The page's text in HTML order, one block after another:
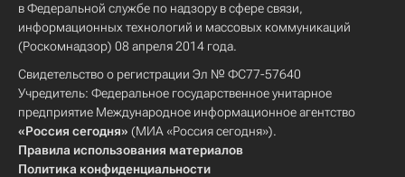
в Федеральной службе по надзору в сфере связи,
информационных технологий и массовых коммуникаций
(Роскомнадзор) 08 апреля 2014 года.
Свидетельство о регистрации Эл № ФС77-57640
Учредитель: Федеральное государственное унитарное
предприятие Международное информационное агентство
«Россия сегодня» (МИА «Россия сегодня»).
Правила использования материалов
Политика конфиденциальности